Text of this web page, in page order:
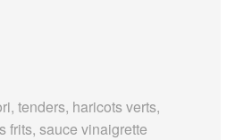
tenders, haricots verts,
frits, sauce vinaigrette